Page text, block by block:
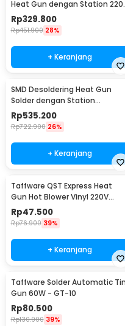
Heat Gun dengan Station
750W
Rp329.800
Rp451.900 28%
+ Keranjang
SMD Desoldering Heat Gun
Solder dengan Station
220V/700W - KS8586
Rp535.200
Rp722.900 26%
+ Keranjang
Taffware QST Express Heat
Gun Hot Blower Vinyl 220V
300W - QST-220
Rp47.500
Rp76.900 39%
+ Keranjang
Taffware Solder Automatic Tin
Gun 60W - GT-10
Rp80.500
Rp130.900 39%